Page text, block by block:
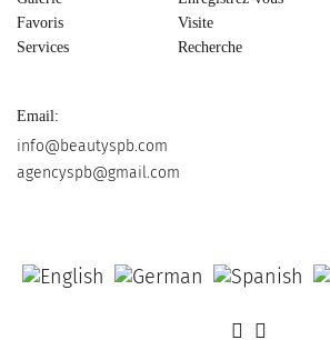
Favoris
Services
Visite
Recherche
Email:
info@beautyspb.com
agencyspb@gmail.com